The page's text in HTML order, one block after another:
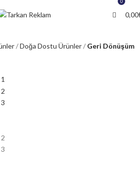
0
0,00
Doğa Dostu Ürünler
Geri Dönüşüm